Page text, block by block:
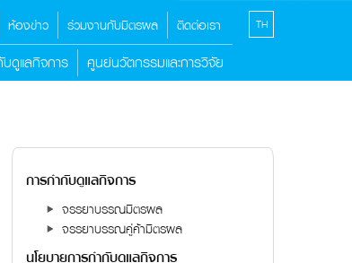
TH
ห้องข่าว ร่วมงานกับมิตรผล ติดต่อเรา
ดูแลกิจการ ศูนย์นวัตกรรมและการวิจัย
การกำกับดูแลกิจการ
จรรยาบรรณมิตรผล
จรรยาบรรณคู่ค้ามิตรผล
นโยบายการกำกับดูแลกิจการ